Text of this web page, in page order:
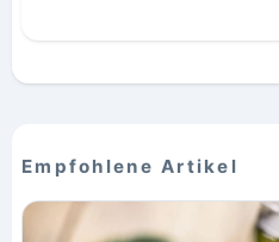
Empfohlene Artikel